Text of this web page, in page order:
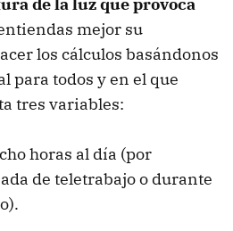
mejor su
los cálculos basándonos
para todos y en el que
tres variables:
horas al día (por
de teletrabajo o durante